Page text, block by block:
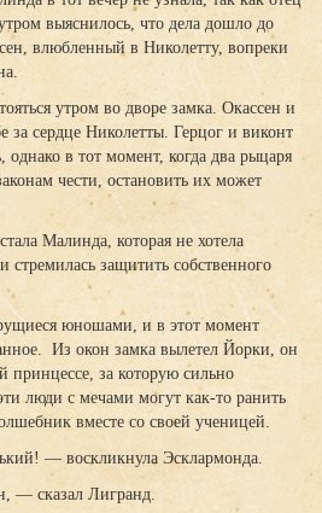
выяснилось, что дела дошло до
влюбленный в Николетту, вопреки
утром во дворе замка. Окассен и
сердце Николетты. Герцог и виконт
однако в тот момент, когда два рыцаря
чести, остановить их может
Малинда, которая не хотела
стремилась защитить собственного
юношами, и в этот момент
Из окон замка вылетел Йорки, он
за которую сильно
люди с мечами могут как-то ранить
вместе со своей ученицей.
— воскликнула Эсклармонда.
— сказал Лигранд.